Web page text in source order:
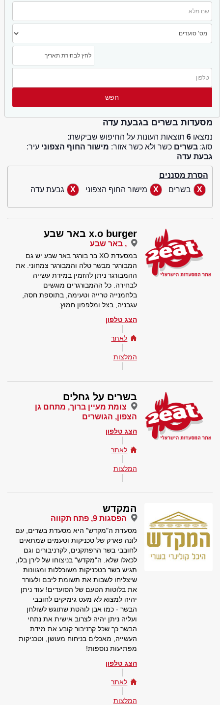
מסעדות בשרים בגבעת עדה
נמצאו 6 תוצאות העונות על החיפוש שביקשת:
סוג: בשרים כשר ולא כשר אזור: מישור החוף הצפוני עיר:
גבעת עדה
הסרת מסננים
בשרים
מישור החוף הצפוני גבעת עדה
x.o burger באר שבע
, באר שבע
במסעדת XO בר בורגר באר שבע יש גם
המבורגר מבשר טלה והמבורגר צמחוני. את
ההמבורגר ניתן להזמין במידת עשייה
לבחירה. כל ההמבורגרים מוגשים
בלחמנייה טרייה וטעימה, בתוספת חסה,
עגבניה, בצל ומלפפון חמוץ.
הצג טלפון
לאתר
המלצות
בשרים על גחלים
צומת מעיין ברוך, מתחם גן
הצפון, הגושרים
הצג טלפון
לאתר
המלצות
המקדש
הפסגות 9, פתח תקווה
מסעדת ה"מקדש" היא מסעדת בשרים, עם
לונה פארק של טכניקות וטעמים שמתאים
לחובבי בשר הרפתקנים, לקרניבורים וגם
לכאלו שלא. ה"מקדש" בניצוחו של לירן בלו,
תגיש בשר בטכניקות משוכללות ומגוונות
שיצליחו לשבות את תשומת ליבם ולעורר
את בלוטות הטעם של הסועדים! עוד ניתן
יהיה למצוא לא מעט גימיקים לחובבי
הבשר - כמו אבן לוהטת שתוגש לשולחן
ועליה ניתן יהיה לצרוב אישית את נתחי
הבשר כך שכל קרניבור קובע את מידת
העשייה, מאכלים בניחוח מעושן, וטכניקות
מפתיעות נוספות!
הצג טלפון
לאתר
המלצות